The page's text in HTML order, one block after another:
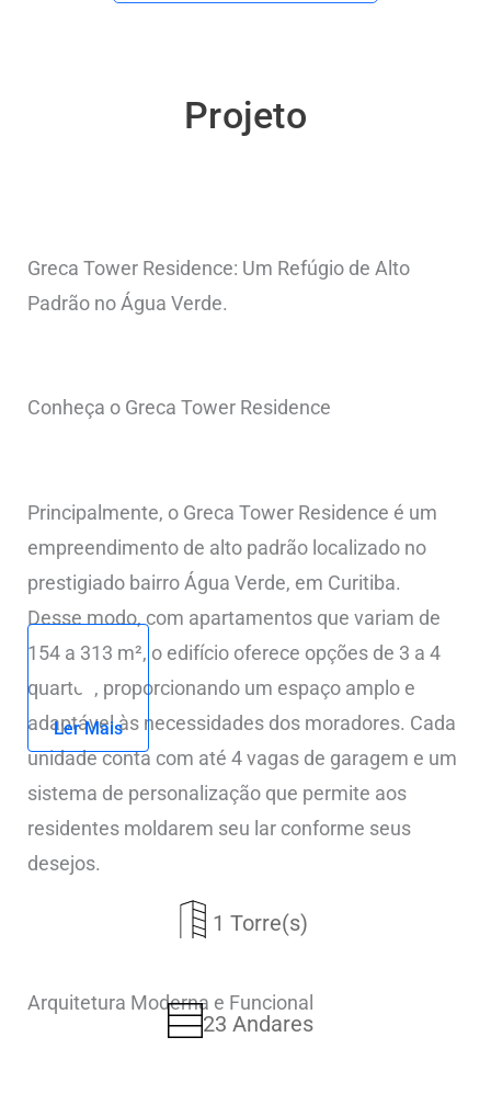
Projeto
Greca Tower Residence: Um Refúgio de Alto
Padrão no Água Verde.
Conheça o Greca Tower Residence
Principalmente, o Greca Tower Residence é um
empreendimento de alto padrão localizado no
prestigiado bairro Água Verde, em Curitiba.
Desse modo, com apartamentos que variam de
154 a 313 m², o edifício oferece opções de 3 a 4
quartos, proporcionando um espaço amplo e
adaptável às necessidades dos moradores. Cada
unidade conta com até 4 vagas de garagem e um
sistema de personalização que permite aos
residentes moldarem seu lar conforme seus
desejos.
Arquitetura Moderna e Funcional
Ler Mais
1 Torre(s)
23 Andares